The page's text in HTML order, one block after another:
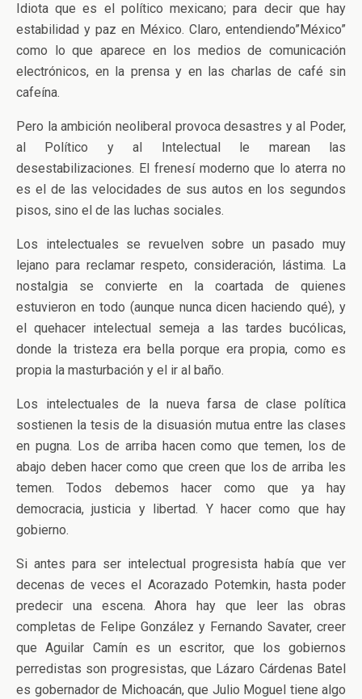
Idiota que es el político mexicano; para decir que hay
estabilidad y paz en México. Claro, entendiendo”México”
como lo que aparece en los medios de comunicación
electrónicos, en la prensa y en las charlas de café sin
cafeína.
Pero la ambición neoliberal provoca desastres y al Poder,
al Político y al Intelectual le marean las
desestabilizaciones. El frenesí moderno que lo aterra no
es el de las velocidades de sus autos en los segundos
pisos, sino el de las luchas sociales.
Los intelectuales se revuelven sobre un pasado muy
lejano para reclamar respeto, consideración, lástima. La
nostalgia se convierte en la coartada de quienes
estuvieron en todo (aunque nunca dicen haciendo qué), y
el quehacer intelectual semeja a las tardes bucólicas,
donde la tristeza era bella porque era propia, como es
propia la masturbación y el ir al baño.
Los intelectuales de la nueva farsa de clase política
sostienen la tesis de la disuasión mutua entre las clases
en pugna. Los de arriba hacen como que temen, los de
abajo deben hacer como que creen que los de arriba les
temen. Todos debemos hacer como que ya hay
democracia, justicia y libertad. Y hacer como que hay
gobierno.
Si antes para ser intelectual progresista había que ver
decenas de veces el Acorazado Potemkin, hasta poder
predecir una escena. Ahora hay que leer las obras
completas de Felipe González y Fernando Savater, creer
que Aguilar Camín es un escritor, que los gobiernos
perredistas son progresistas, que Lázaro Cárdenas Batel
es gobernador de Michoacán, que Julio Moguel tiene algo